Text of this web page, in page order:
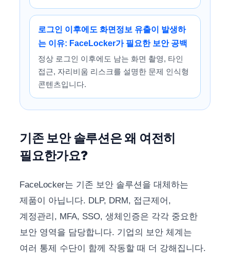
로그인 이후에도 화면정보 유출이 발생하
는 이유: FaceLocker가 필요한 보안 공백
정상 로그인 이후에도 남는 화면 촬영, 타인
접근, 자리비움 리스크를 설명한 문제 인식형
콘텐츠입니다.
기존 보안 솔루션은 왜 여전히
필요한가요?
FaceLocker는 기존 보안 솔루션을 대체하는
제품이 아닙니다. DLP, DRM, 접근제어,
계정관리, MFA, SSO, 생체인증은 각각 중요한
보안 영역을 담당합니다. 기업의 보안 체계는
여러 통제 수단이 함께 작동할 때 더 강해집니다.